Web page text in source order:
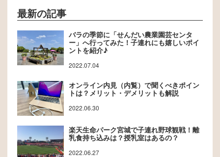
最新の記事
バラの季節に「せんだい農業園芸センタ
ー」へ行ってみた！子連れにも嬉しいポイ
ントを紹介♪
2022.07.04
オンライン内見（内覧）で聞くべきポイン
トは？メリット・デメリットも解説
2022.06.30
楽天生命パーク宮城で子連れ野球観戦！離
乳食持ち込みは？授乳室はあるの？
2022.06.27